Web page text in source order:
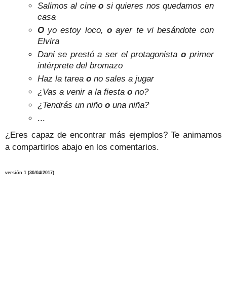
Salimos al cine o si quieres nos quedamos en
casa
O yo estoy loco, oayer te vi besándote con
Elvira
Dani se prestó a ser el protagonista o primer
intérprete del bromazo
Haz la tarea o no sales a jugar
¿Vas a venir a la fiesta o no?
¿Tendrás un niño o una niña?
...
¿Eres capaz de encontrar más ejemplos? Te animamos
a compartirlos abajo en los comentarios.
versión 1 (30/04/2017)